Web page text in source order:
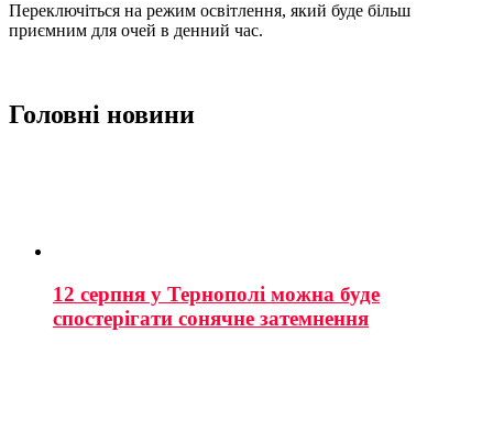
Переключіться на режим освітлення, який буде більш
приємним для очей в денний час.
Головні новини
12 серпня у Тернополі можна буде
спостерігати сонячне затемнення